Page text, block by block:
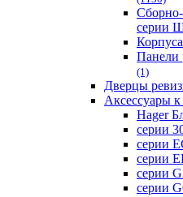
серии
Панели
(1)
Дверцы
Аксессуары
Hager
серии
серии
серии
серии
серии